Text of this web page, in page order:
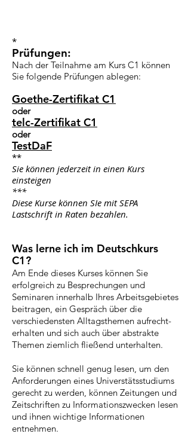
*
Prüfungen:
Nach der Teilnahme am Kurs C1 können
Sie folgende Prüfungen ablegen:
Goethe-Zertifikat C1
oder
telc-Zertifikat C1
oder
TestDaF
**
Sie können jederzeit in einen Kurs
einsteigen
***
Diese Kurse können SIe mit SEPA
Lastschrift in Raten bezahlen.
Was lerne ich im Deutschkurs
C1?
Am Ende dieses Kurses können Sie
erfolgreich zu Besprechungen und
Seminaren innerhalb Ihres Arbeitsgebietes
beitragen, ein Gespräch über die
verschiedensten Alltagsthemen aufrecht-
erhalten und sich auch über abstrakte
Themen ziemlich fließend unterhalten.
Sie können schnell genug lesen, um den
Anforderungen eines Universtätsstudiums
gerecht zu werden, können Zeitungen und
Zeitschriften zu Informationszwecken lesen
und ihnen wichtige Informationen
entnehmen.